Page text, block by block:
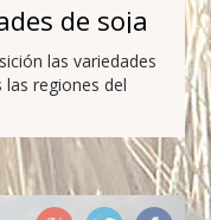
de soja
las variedades
regiones del